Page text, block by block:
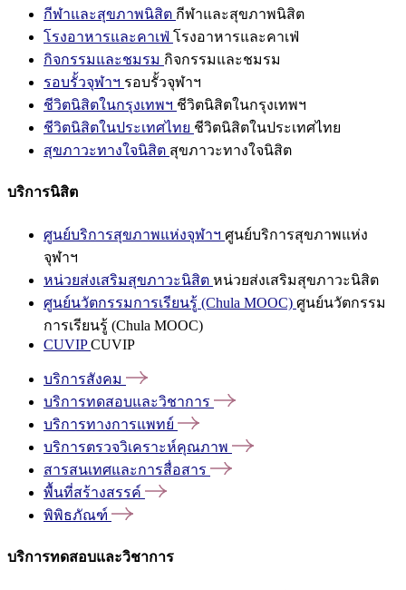
กีฬาและสุขภาพนิสิต กีฬาและสุขภาพนิสิต
โรงอาหารและคาเฟ่ โรงอาหารและคาเฟ่
กิจกรรมและชมรม กิจกรรมและชมรม
รอบรั้วจุฬาฯ รอบรั้วจุฬาฯ
ชีวิตนิสิตในกรุงเทพฯ ชีวิตนิสิตในกรุงเทพฯ
ชีวิตนิสิตในประเทศไทย ชีวิตนิสิตในประเทศไทย
สุขภาวะทางใจนิสิต สุขภาวะทางใจนิสิต
บริการนิสิต
ศูนย์บริการสุขภาพแห่งจุฬาฯ ศูนย์บริการสุขภาพแห่ง
จุฬาฯ
หน่วยส่งเสริมสุขภาวะนิสิต หน่วยส่งเสริมสุขภาวะนิสิต
ศูนย์นวัตกรรมการเรียนรู้ (Chula MOOC) ศูนย์นวัตกรรม
การเรียนรู้ (Chula MOOC)
CUVIPCUVIP
บริการสังคม
บริการทดสอบและวิชาการ
บริการทางการแพทย์
บริการตรวจวิเคราะห์คุณภาพ
สารสนเทศและการสื่อสาร
พื้นที่สร้างสรรค์
พิพิธภัณฑ์
บริการทดสอบและวิชาการ